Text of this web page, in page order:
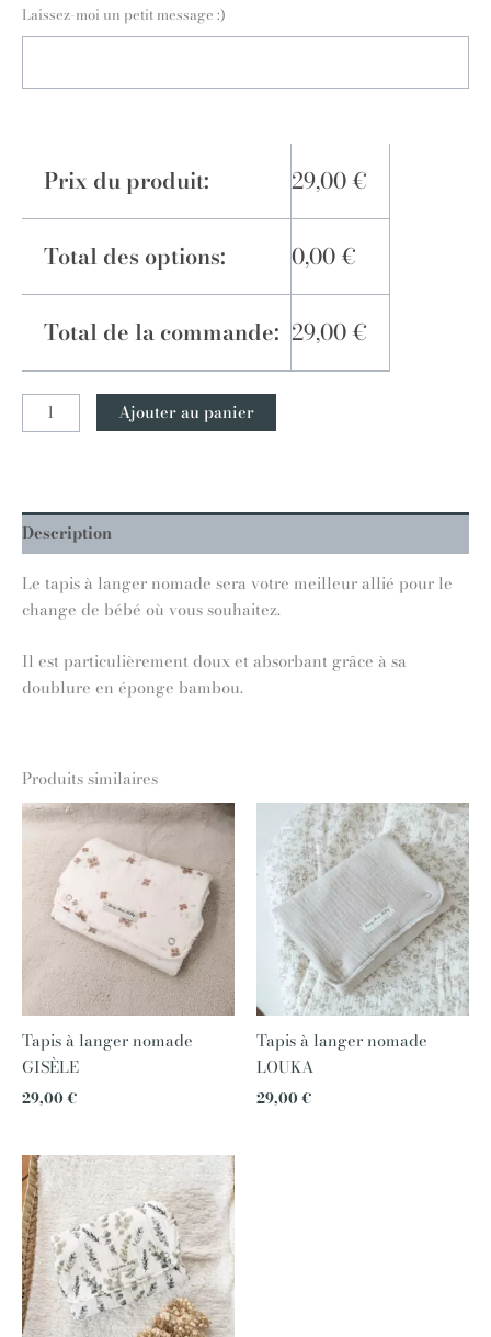
Laissez-moi un petit message :)
Prix du produit: 29,00€
Total des options: 0,00€
Total de la commande: 29,00€
Ajouter au panier
Description
Le tapis à langer nomade sera votre meilleur allié pour le
change de bébé où vous souhaitez.
Il est particulièrement doux et absorbant grâce à sa
doublure en éponge bambou.
Produits similaires
Tapis à langer nomade
GISÈLE
29,00 €
Tapis à langer nomade
LOUKA
29,00 €